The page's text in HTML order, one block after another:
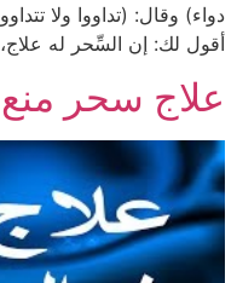
دواء) وقال: (تداووا ولا
أقول لك: إن السِّحر له
علاج سحر منع